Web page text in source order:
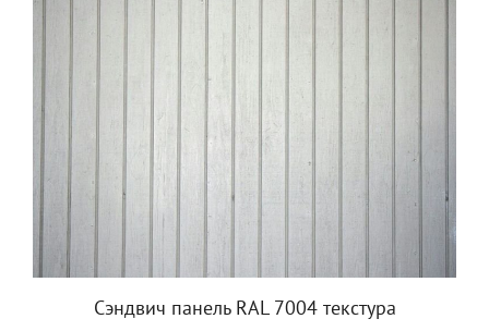
Сэндвич панель RAL 7004 текстура